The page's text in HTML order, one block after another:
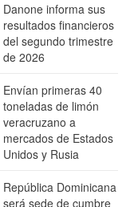
Danone informa sus
resultados financieros
del segundo trimestre
de 2026
Envían primeras 40
toneladas de limón
veracruzano a
mercados de Estados
Unidos y Rusia
República Dominicana
será sede de cumbre